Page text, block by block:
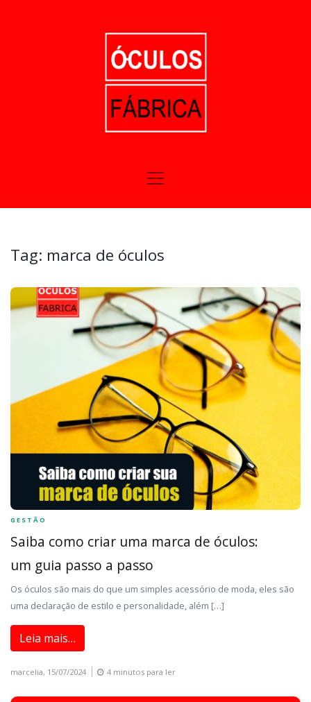
Tag: marca de óculos
GESTÃO
Saiba como criar uma marca de óculos:
um guia passo a passo
Os óculos são mais do que um simples acessório de moda, eles são
uma declaração de estilo e personalidade, além […]
Leia mais…
marcelia, 15/07/2024 4 minutos para ler